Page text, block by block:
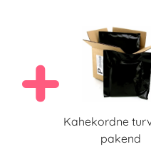
Kahekordne
pakend